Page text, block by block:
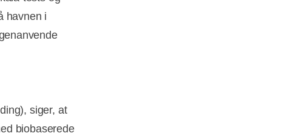
havnen i
siger, at
biobaserede